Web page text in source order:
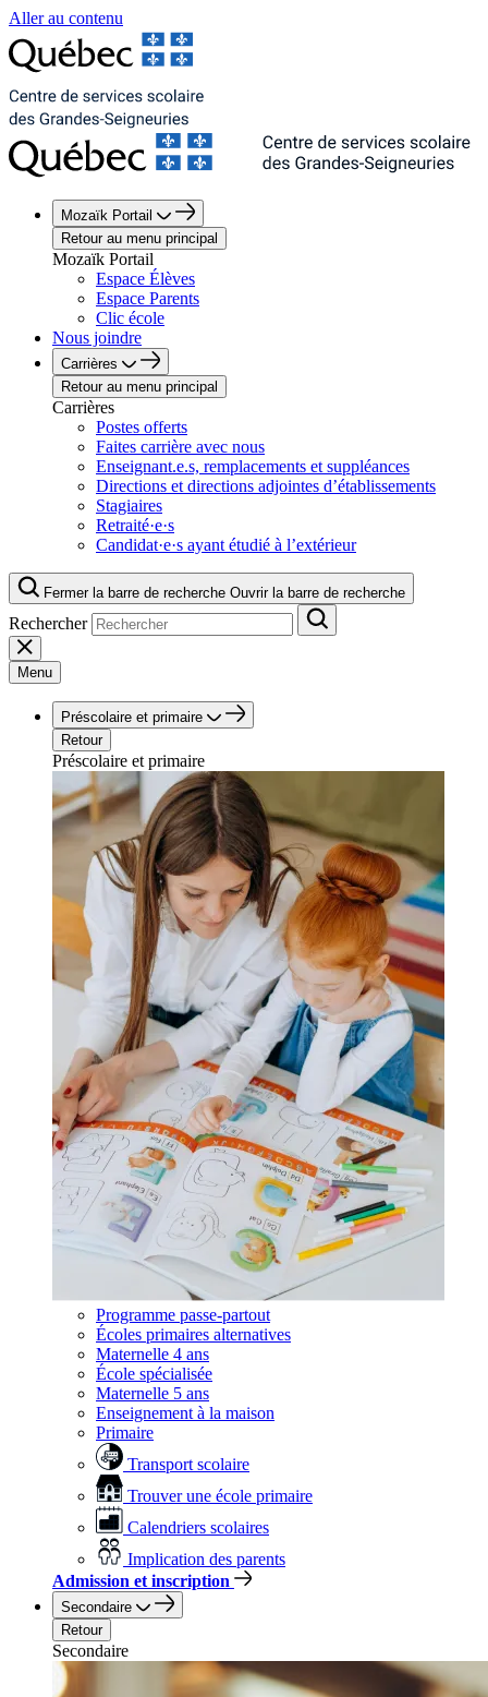
Aller au contenu
Mozaïk Portail
Retour au menu principal
Mozaïk Portail
Espace Élèves
Espace Parents
Clic école
Nous joindre
Carrières
Retour au menu principal
Carrières
Postes offerts
Faites carrière avec nous
Enseignant.e.s, remplacements et suppléances
Directions et directions adjointes d’établissements
Stagiaires
Retraité·e·s
Candidat·e·s ayant étudié à l’extérieur
Fermer la barre de recherche Ouvrir la barre de recherche
Rechercher
Menu
Préscolaire et primaire
Retour
Préscolaire et primaire
Programme passe-partout
Écoles primaires alternatives
Maternelle 4 ans
École spécialisée
Maternelle 5 ans
Enseignement à la maison
Primaire
Transport scolaire
Trouver une école primaire
Calendriers scolaires
Implication des parents
Admission et inscription
Secondaire
Retour
Secondaire